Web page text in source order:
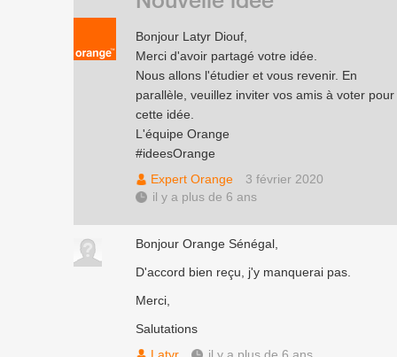
Bonjour Latyr Diouf,
Merci d'avoir partagé votre idée.
Nous allons l'étudier et vous revenir. En
parallèle, veuillez inviter vos amis à voter pour
cette idée.
L'équipe Orange
#ideesOrange
Expert Orange
3 février 2020
il y a plus de 6 ans
Bonjour Orange Sénégal,
D'accord bien reçu, j'y manquerai pas.
Merci,
Salutations